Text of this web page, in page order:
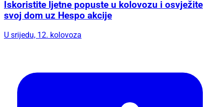
Iskoristite ljetne popuste u kolovozu i osvježite
svoj dom uz Hespo akcije
U srijedu, 12. kolovoza